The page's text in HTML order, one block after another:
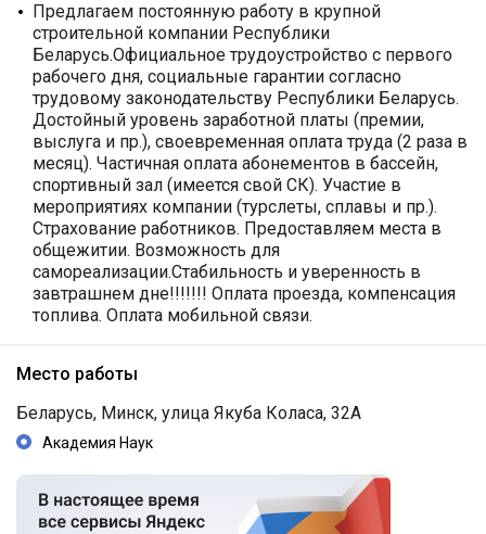
Предлагаем постоянную работу в крупной
строительной компании Республики
Беларусь.Официальное трудоустройство с первого
рабочего дня, социальные гарантии согласно
трудовому законодательству Республики Беларусь.
Достойный уровень заработной платы (премии,
выслуга и пр.), своевременная оплата труда (2 раза в
месяц). Частичная оплата абонементов в бассейн,
спортивный зал (имеется свой СК). Участие в
мероприятиях компании (турслеты, сплавы и пр.).
Страхование работников. Предоставляем места в
общежитии. Возможность для
самореализации.Стабильность и уверенность в
завтрашнем дне!!!!!!! Оплата проезда, компенсация
топлива. Оплата мобильной связи.
Место работы
Беларусь, Минск, улица Якуба Коласа, 32А
Академия Наук